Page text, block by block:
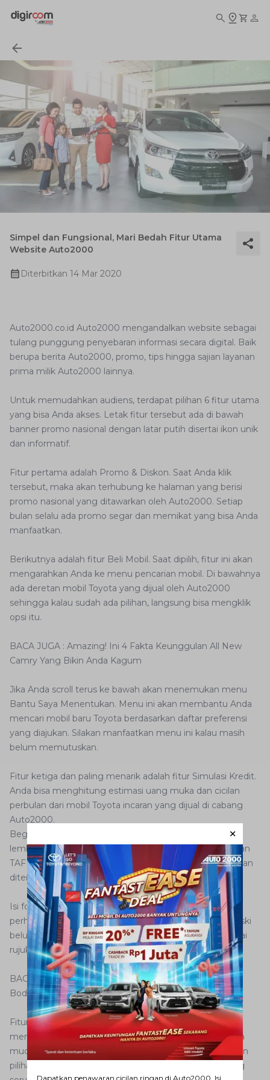
Simpel dan Fungsional, Mari Bedah Fitur Utama
Website Auto2000
Diterbitkan 14 Mar 2020
Auto2000.co.id Auto2000 mengandalkan website sebagai
tulang punggung penyebaran informasi secara digital. Baik
berupa berita Auto2000, promo, tips hingga sajian layanan
prima milik Auto2000 lainnya.
Untuk memudahkan audiens, terdapat pilihan 6 fitur utama
yang bisa Anda akses. Letak fitur tersebut ada di bawah
banner promo nasional dengan latar putih disertai ikon unik
dan informatif.
Fitur pertama adalah Promo & Diskon. Saat Anda klik
tersebut, maka akan terhubung ke halaman yang berisi
promo nasional yang ditawarkan oleh Auto2000. Setiap
bulan selalu ada promo segar dan memikat yang bisa Anda
manfaatkan.
Berikutnya adalah fitur Beli Mobil. Saat dipilih, fitur ini akan
mengarahkan Anda ke menu pencarian mobil. Di bawahnya
ada deretan mobil Toyota yang dijual oleh Auto2000
sehingga kalau sudah ada pilihan, langsung bisa mengklik
opsi itu.
BACA JUGA : Amazing! Ini 4 Fakta Keunggulan All New
Camry Yang Bikin Anda Kagum
Jika Anda scroll terus ke bawah akan menemukan menu
Bantu Saya Menentukan. Menu ini akan membantu Anda
mencari mobil baru Toyota berdasarkan daftar preferensi
yang diajukan. Silakan manfaatkan menu ini kalau masih
belum memutuskan.
Fitur ketiga dan paling menarik adalah fitur Simulasi Kredit.
Anda bisa menghitung estimasi uang muka dan cicilan
perbulan dari mobil Toyota incaran yang dijual di cabang
Auto2000.
Begitu diklik, Anda akan mendapatkan pilihan antara 2
lembaga leasing, yakni ACC (Astra Credit Companies) dan
TAF (Toyota Astra Finance). Pilih salah satu, dan Anda akan
diteruskan ke lembar Simulasi Kredit yang harus diisi.
Isi formulit tersebut dan Anda akan mendapatkan
perhitungan sesuai dengan data yang dimasukkan. Meski
belum final, informasi tersebut bisa Anda jadikan sebagai
rujukan.
BACA JUGA : Waspadalah! Ini Pemicu Karat Tumbuh di
Bodi Mobil Anda
Fitur ke-4 adalah Cabang. Dengan jumlah cabang
mencapai 124 outlet di seluruh Indonesia, bukan perkara
mudah mencarinya. Klik fitur ini dan Anda akan diarahkan
pilihan kota untuk mencari cabang dan formulir booking
Dapatkan penawaran cicilan ringan di Auto2000. Isi